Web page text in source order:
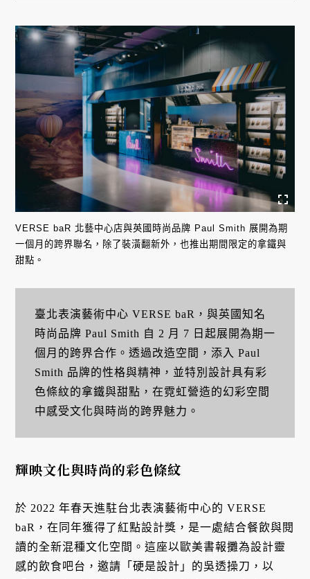
VERSE baR 北藝中心店與英國時尚品牌 Paul Smith 展開為期
一個月的跨界聯名，除了裝潢翻新外，也推出期間限定的拿鐵與
甜點。
臺北表演藝術中心 VERSE baR，與英國知名
時尚品牌 Paul Smith 自 2 月 7 日起展開為期一
個月的跨界合作。透過改造空間，添入 Paul
Smith 品牌的性格與精神，並特別設計具有彩
色條紋的拿鐵與甜點，在霓虹營造的幻彩空間
中感受文化與時尚的跨界魅力。
輝映文化與時尚的彩色條紋
於 2022 年春天進駐台北表演藝術中心的 VERSE
baR，在同年獲得了紅點設計獎，是一處結合餐飲與閱
讀的全新混種文化空間。這座以歐美書報攤為設計靈
感的飲食吧台，邀請「硬是設計」的吳透操刀，以